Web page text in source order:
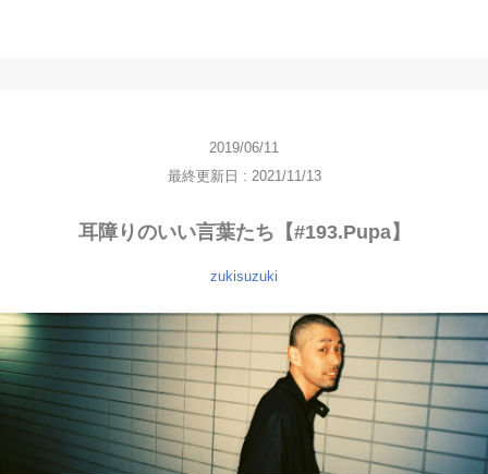
2019/06/11
最終更新日 : 2021/11/13
耳障りのいい言葉たち【#193.Pupa】
zukisuzuki